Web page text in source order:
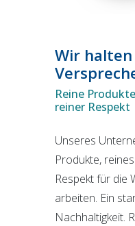
Wir
Reine
reiner Respekt
Unseres
Produkte,
Respekt für die
arbeiten. Ein
Nachhaltigkeit.